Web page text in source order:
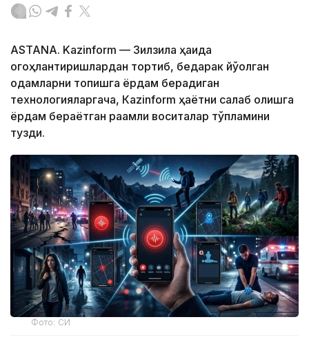
ASTANA. Kazinform — Зилзила ҳақида
огоҳлантиришлардан тортиб, бедарак йўқолган
одамларни топишга ёрдам берадиган
технологияларгача, Кazinform ҳаётни сақлаб қолишга
ёрдам бераётган рақамли воситалар тўпламини
тузди.
Фото: СИ